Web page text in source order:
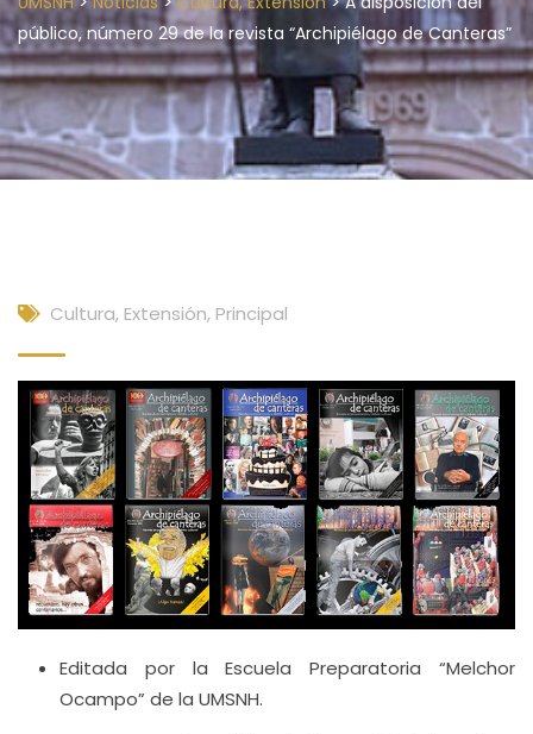
público, número 29 de la revista “Archipiélago de Canteras”
Cultura, Extensión, Principal
Editada por la Escuela Preparatoria “Melchor
Ocampo” de la UMSNH.